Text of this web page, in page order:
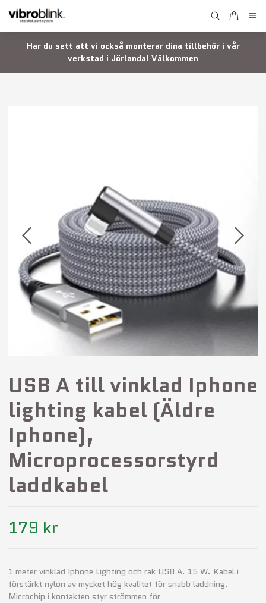
Har du sett att vi också monterar dina tillbehör i vår
verkstad i Jörlanda! Välkommen
USB A till vinklad Iphone
lighting kabel (Äldre
Iphone),
Microprocessorstyrd
laddkabel
179 kr
1 meter vinklad Iphone Lighting och rak USB A. 15 W. Kabel i
förstärkt nylon av mycket hög kvalitet för snabb laddning.
Microchip i kontakten styr strömmen för